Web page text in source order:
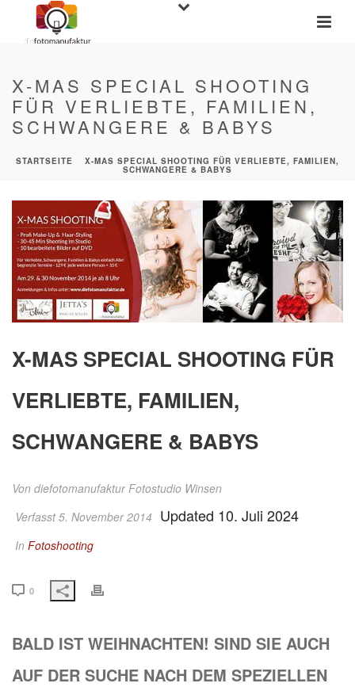
X-MAS SPECIAL SHOOTING
FÜR VERLIEBTE, FAMILIEN,
SCHWANGERE & BABYS
STARTSEITE X-MAS SPECIAL SHOOTING FÜR VERLIEBTE, FAMILIEN,
SCHWANGERE & BABYS
X-MAS SPECIAL SHOOTING FÜR
VERLIEBTE, FAMILIEN,
SCHWANGERE & BABYS
Von diefotomanufaktur Fotostudio Winsen
Verfasst 5. November 2014 Updated 10. Juli 2024
In Fotoshooting
0
BALD IST WEIHNACHTEN! SIND SIE AUCH
AUF DER SUCHE NACH DEM SPEZIELLEN